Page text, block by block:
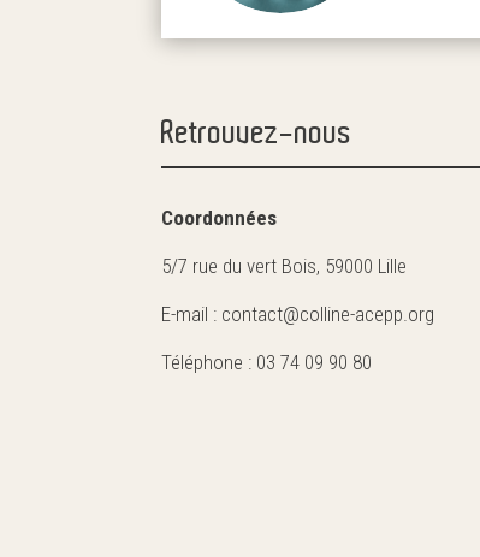
Retrouvez-nous
Coordonnées
5/7 rue du vert Bois, 59000 Lille
E-mail : contact@colline-acepp.org
Téléphone : 03 74 09 90 80